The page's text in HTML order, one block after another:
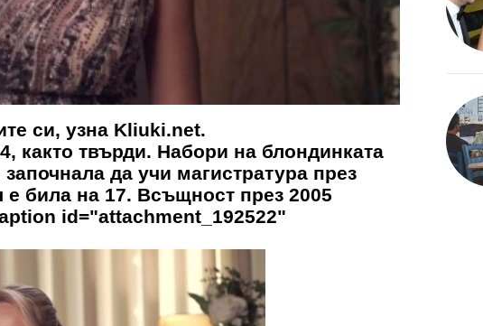
си, узна Kliuki.net.
както твърди. Набори на блондинката
да учи магистратура през
е била на 17. Всъщност през 2005
id="attachment_192522"